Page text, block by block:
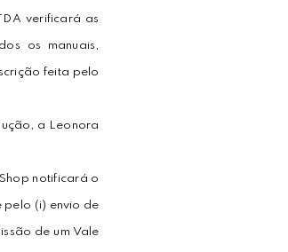
verificará as
os manuais,
feita pelo
a Leonora
notificará o
pelo (i) envio de
de um Vale